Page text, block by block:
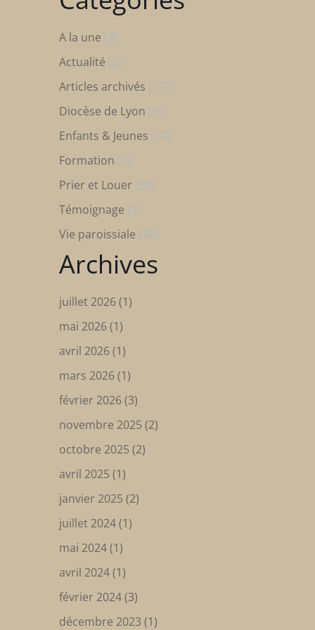
A la une (4)
Actualité (2)
Articles archivés (117)
Diocèse de Lyon (9)
Enfants & Jeunes (10)
Formation (5)
Prier et Louer (20)
Témoignage (5)
Vie paroissiale (40)
Archives
juillet 2026(1)
mai 2026(1)
avril 2026(1)
mars 2026(1)
février 2026(3)
novembre 2025 (2)
octobre 2025 (2)
avril 2025 (1)
janvier 2025 (2)
juillet 2024(1)
mai 2024(1)
avril 2024(1)
février 2024(3)
décembre 2023 (1)